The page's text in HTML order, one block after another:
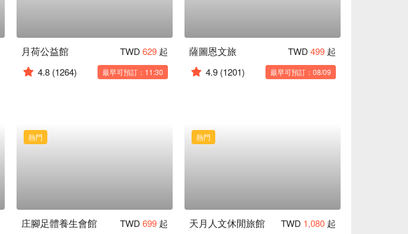
月荷公益館 TWD 629 起
4.8 (1264) 最早可預訂：11:30
薩圖恩文旅 TWD 499 起
4.9 (1201) 最早可預訂：08/09
熱門
庄腳足體養生會館 TWD 699 起
熱門
天月人文休閒旅館 TWD 1,080 起